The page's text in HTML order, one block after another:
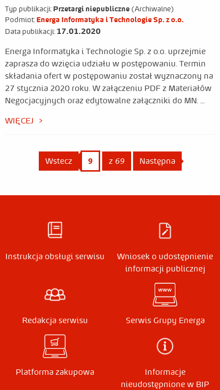
Typ publikacji: Przetargi niepubliczne (Archiwalne)
Podmiot: Energa Informatyka i Technologie Sp. z o.o.
Data publikacji: 17.01.2020
Energa Informatyka i Technologie Sp. z o.o. uprzejmie
zaprasza do wzięcia udziału w postępowaniu. Termin
składania ofert w postępowaniu został wyznaczony na
27 stycznia 2020 roku. W załączeniu PDF z Materiałów
Negocjacyjnych oraz edytowalne załączniki do MN. ...
WIĘCEJ
Wstecz Wstecz
Jesteś na stronie
9 z 69 Następna strona
Instrukcja obsługi serwisu
Wniosek o udostępnienie
informacji publicznej
Redakcja serwisu Serwis Grupy Energa
Platforma zakupowa
Informacje
nieudostępnione w BIP